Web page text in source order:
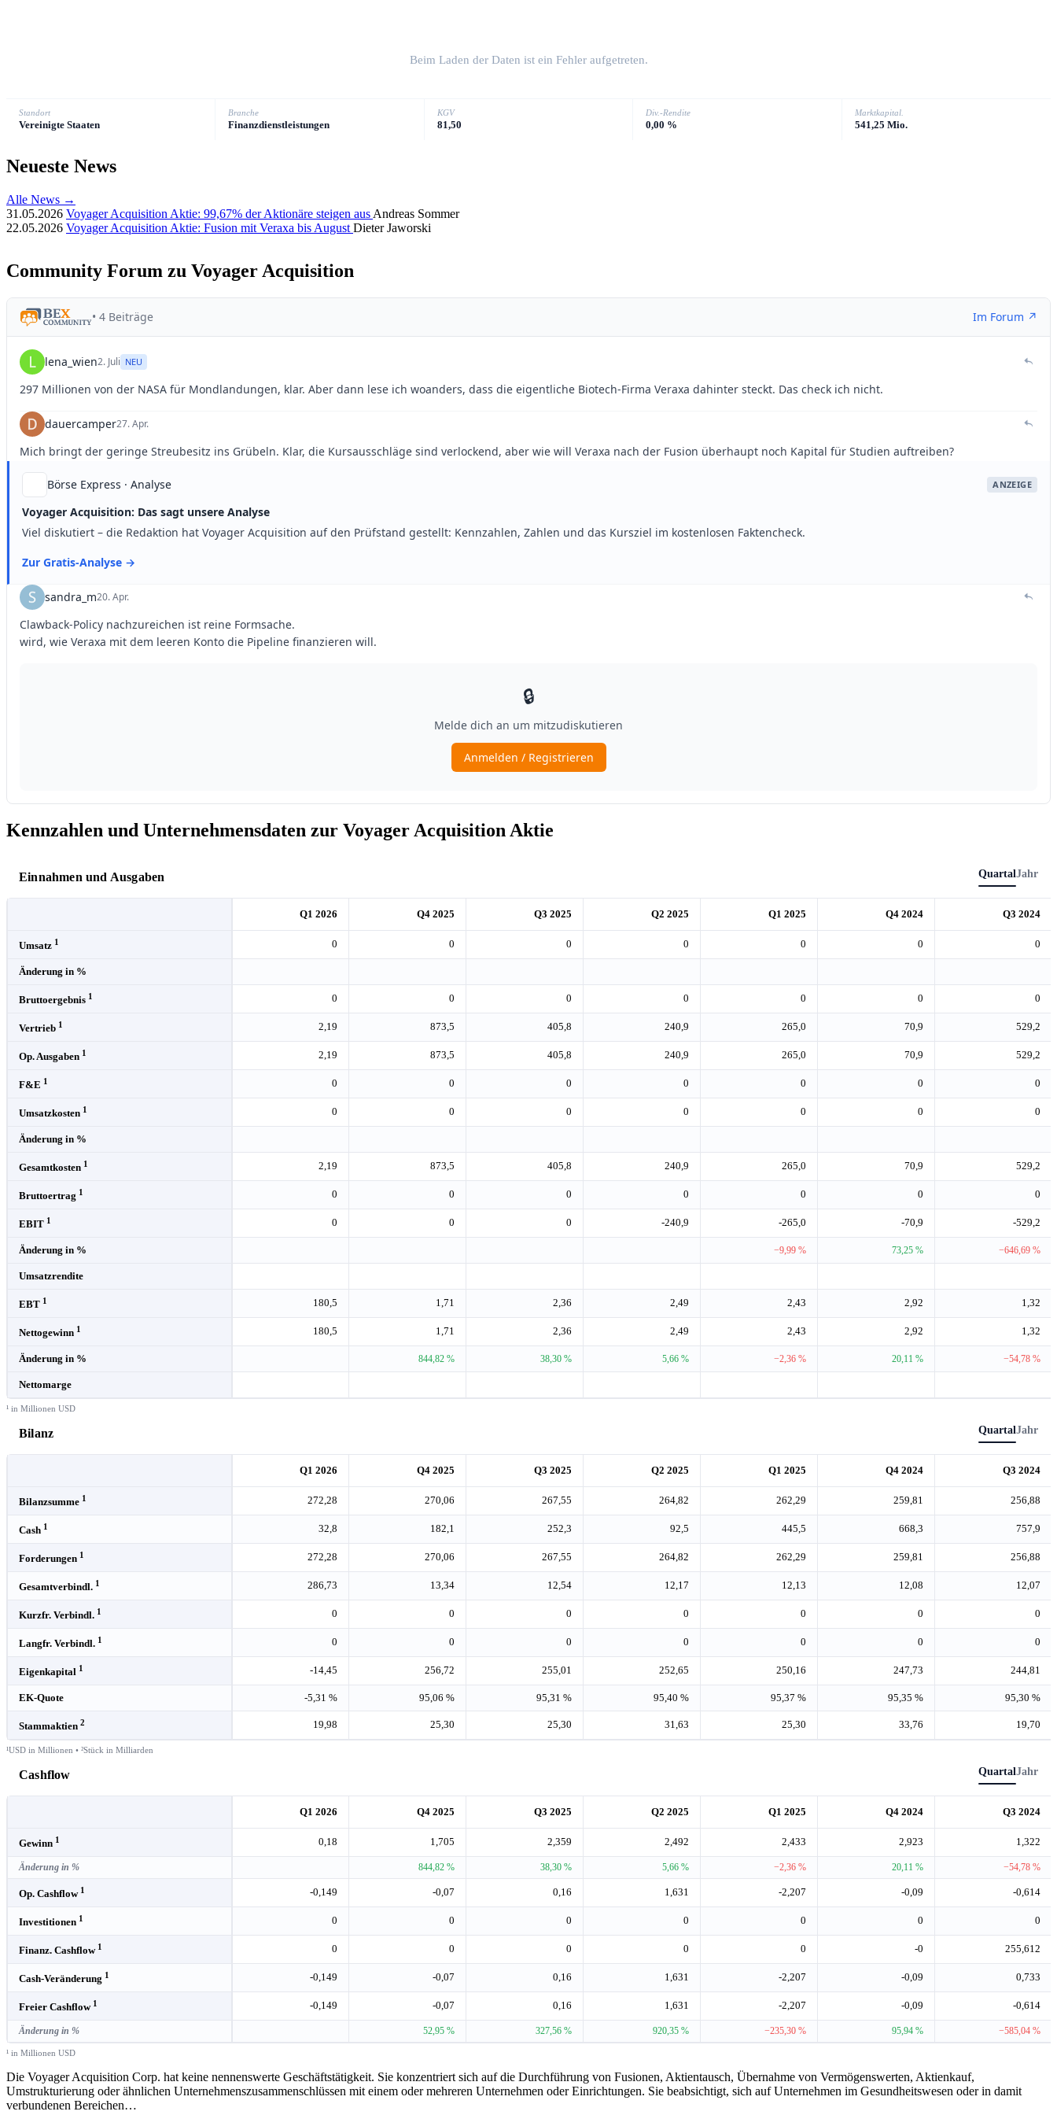
Beim Laden der Daten ist ein Fehler aufgetreten.
Standort
Vereinigte Staaten
Branche
Finanzdienstleistungen
KGV
81,50
Div.-Rendite
0,00 %
Marktkapital.
541,25 Mio.
Neueste News
Alle News →
31.05.2026 Voyager Acquisition Aktie: 99,67% der Aktionäre steigen aus Andreas Sommer
22.05.2026 Voyager Acquisition Aktie: Fusion mit Veraxa bis August Dieter Jaworski
Community Forum zu Voyager Acquisition
Kennzahlen und Unternehmensdaten zur Voyager Acquisition Aktie
Einnahmen und Ausgaben QuartalJahr
Q1 2026 Q4 2025 Q3 2025 Q2 2025 Q1 2025 Q4 2024 Q3 2024
Umsatz 1 0 0 0 0 0 0 0
Änderung in %
Bruttoergebnis 1 0 0 0 0 0 0 0
Vertrieb 1 2,19 873,5 405,8 240,9 265,0 70,9 529,2
Op. Ausgaben 1 2,19 873,5 405,8 240,9 265,0 70,9 529,2
F&E 1 0 0 0 0 0 0 0
Umsatzkosten 1 0 0 0 0 0 0 0
Änderung in %
Gesamtkosten 1 2,19 873,5 405,8 240,9 265,0 70,9 529,2
Bruttoertrag 1 0 0 0 0 0 0 0
EBIT 1 0 0 0 -240,9 -265,0 -70,9 -529,2
Änderung in % −9,99 % 73,25 % −646,69 %
Umsatzrendite
EBT 1 180,5 1,71 2,36 2,49 2,43 2,92 1,32
Nettogewinn 1 180,5 1,71 2,36 2,49 2,43 2,92 1,32
Änderung in % 844,82 % 38,30 % 5,66 % −2,36 % 20,11 % −54,78 %
Nettomarge
¹ in Millionen USD
Bilanz QuartalJahr
Q1 2026 Q4 2025 Q3 2025 Q2 2025 Q1 2025 Q4 2024 Q3 2024
Bilanzsumme 1 272,28 270,06 267,55 264,82 262,29 259,81 256,88
Cash 1 32,8 182,1 252,3 92,5 445,5 668,3 757,9
Forderungen 1 272,28 270,06 267,55 264,82 262,29 259,81 256,88
Gesamtverbindl. 1 286,73 13,34 12,54 12,17 12,13 12,08 12,07
Kurzfr. Verbindl. 1 0 0 0 0 0 0 0
Langfr. Verbindl. 1 0 0 0 0 0 0 0
Eigenkapital 1 -14,45 256,72 255,01 252,65 250,16 247,73 244,81
EK-Quote -5,31 % 95,06 % 95,31 % 95,40 % 95,37 % 95,35 % 95,30 %
Stammaktien 2 19,98 25,30 25,30 31,63 25,30 33,76 19,70
¹USD in Millionen • ²Stück in Milliarden
Cashflow QuartalJahr
Q1 2026 Q4 2025 Q3 2025 Q2 2025 Q1 2025 Q4 2024 Q3 2024
Gewinn 1 0,18 1,705 2,359 2,492 2,433 2,923 1,322
Änderung in % 844,82 % 38,30 % 5,66 % −2,36 % 20,11 % −54,78 %
Op. Cashflow 1 -0,149 -0,07 0,16 1,631 -2,207 -0,09 -0,614
Investitionen 1 0 0 0 0 0 0 0
Finanz. Cashflow 1 0 0 0 0 0 -0 255,612
Cash-Veränderung 1 -0,149 -0,07 0,16 1,631 -2,207 -0,09 0,733
Freier Cashflow 1 -0,149 -0,07 0,16 1,631 -2,207 -0,09 -0,614
Änderung in % 52,95 % 327,56 % 920,35 % −235,30 % 95,94 % −585,04 %
¹ in Millionen USD
Die Voyager Acquisition Corp. hat keine nennenswerte Geschäftstätigkeit. Sie konzentriert sich auf die Durchführung von Fusionen, Aktientausch, Übernahme von Vermögenswerten, Aktienkauf,
Umstrukturierung oder ähnlichen Unternehmenszusammenschlüssen mit einem oder mehreren Unternehmen oder Einrichtungen. Sie beabsichtigt, sich auf Unternehmen im Gesundheitswesen oder in damit
verbundenen Bereichen…